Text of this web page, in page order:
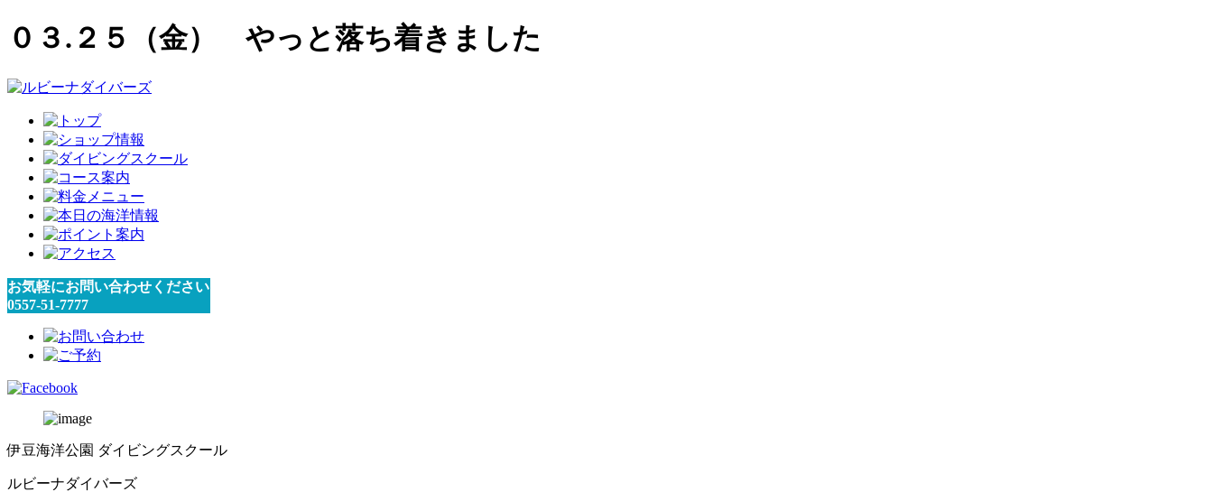
０３.２５（金） やっと落ち着きました
お気軽にお問い合わせください
0557-51-7777
伊豆海洋公園 ダイビングスクール
ルビーナダイバーズ